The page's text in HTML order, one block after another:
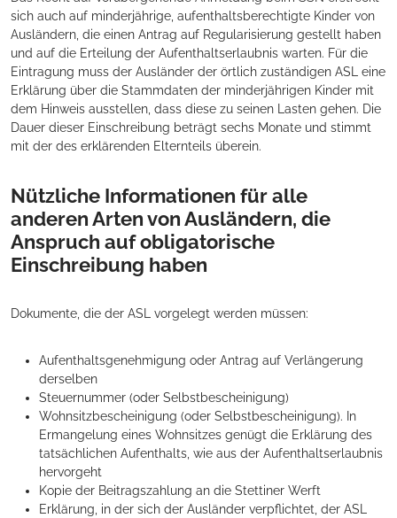
sich auch auf minderjährige, aufenthaltsberechtigte Kinder von
Ausländern, die einen Antrag auf Regularisierung gestellt haben
und auf die Erteilung der Aufenthaltserlaubnis warten. Für die
Eintragung muss der Ausländer der örtlich zuständigen ASL eine
Erklärung über die Stammdaten der minderjährigen Kinder mit
dem Hinweis ausstellen, dass diese zu seinen Lasten gehen. Die
Dauer dieser Einschreibung beträgt sechs Monate und stimmt
mit der des erklärenden Elternteils überein.
Nützliche Informationen für alle
anderen Arten von Ausländern, die
Anspruch auf obligatorische
Einschreibung haben
Dokumente, die der ASL vorgelegt werden müssen:
Aufenthaltsgenehmigung oder Antrag auf Verlängerung
derselben
Steuernummer (oder Selbstbescheinigung)
Wohnsitzbescheinigung (oder Selbstbescheinigung). In
Ermangelung eines Wohnsitzes genügt die Erklärung des
tatsächlichen Aufenthalts, wie aus der Aufenthaltserlaubnis
hervorgeht
Kopie der Beitragszahlung an die Stettiner Werft
Erklärung, in der sich der Ausländer verpflichtet, der ASL